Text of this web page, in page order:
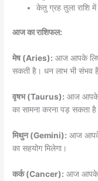
केतु ग्रह तुला राशि में
आज का राशिफल:
मेष (Aries): आज आपके लिए
सकती है। धन लाभ भी संभव
वृषभ (Taurus): आज आपके
का सामना करना पड़ सकता
मिथुन (Gemini): आज आपके
का सहयोग मिलेगा।
कर्क (Cancer): आज आपके